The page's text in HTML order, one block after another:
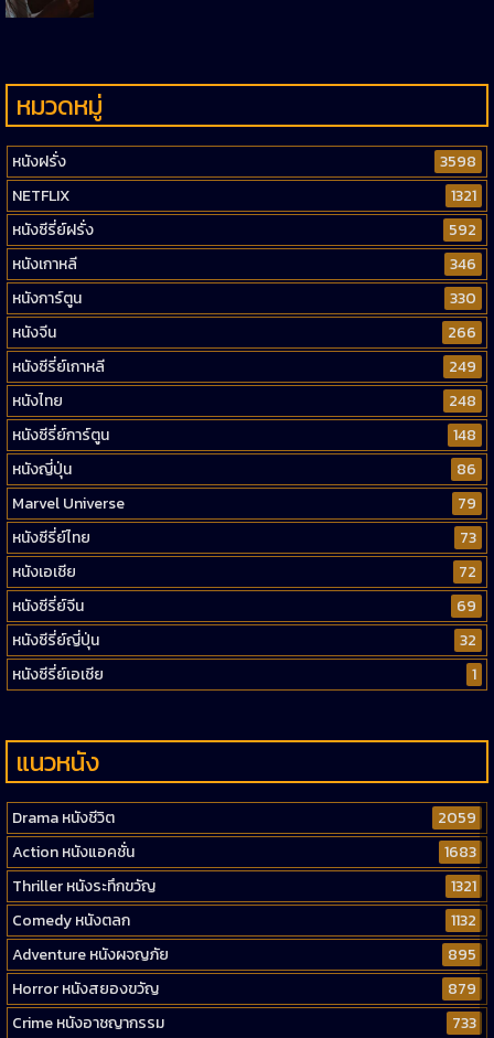
หมวดหมู่
หนังฝรั่ง
3598
NETFLIX
1321
หนังซีรี่ย์ฝรั่ง
592
หนังเกาหลี
346
หนังการ์ตูน
330
หนังจีน
266
หนังซีรี่ย์เกาหลี
249
หนังไทย
248
หนังซีรี่ย์การ์ตูน
148
หนังญี่ปุ่น
86
Marvel Universe
79
หนังซีรี่ย์ไทย
73
หนังเอเชีย
72
หนังซีรี่ย์จีน
69
หนังซีรี่ย์ญี่ปุ่น
32
หนังซีรี่ย์เอเชีย
1
แนวหนัง
Drama หนังชีวิต
2059
Action หนังแอคชั่น
1683
Thriller หนังระทึกขวัญ
1321
Comedy หนังตลก
1132
Adventure หนังผจญภัย
895
Horror หนังสยองขวัญ
879
Crime หนังอาชญากรรม
733